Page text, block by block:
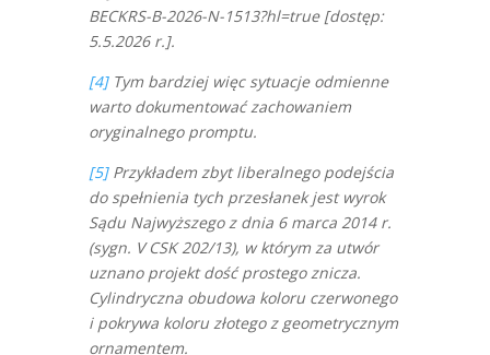
BECKRS-B-2026-N-1513?hl=true [dostęp:
5.5.2026 r.].
[4]Tym bardziej więc sytuacje odmienne
warto dokumentować zachowaniem
oryginalnego promptu.
[5]Przykładem zbyt liberalnego podejścia
do spełnienia tych przesłanek jest wyrok
Sądu Najwyższego z dnia 6 marca 2014 r.
(sygn. V CSK 202/13), w którym za utwór
uznano projekt dość prostego znicza.
Cylindryczna obudowa koloru czerwonego
i pokrywa koloru złotego z geometrycznym
ornamentem.